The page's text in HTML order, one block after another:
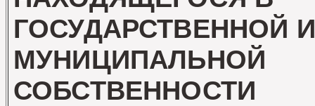
ГОСУДАРСТВЕННОЙ И
МУНИЦИПАЛЬНОЙ
СОБСТВЕННОСТИ